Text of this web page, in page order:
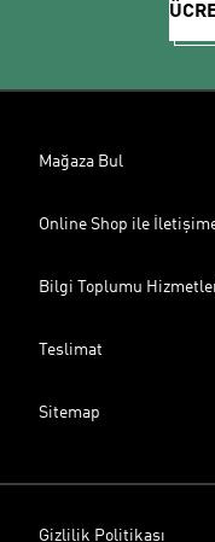
Mağaza Bul
Online Shop ile
Bilgi Toplumu
Teslimat
Sitemap
Gizlilik Politikası